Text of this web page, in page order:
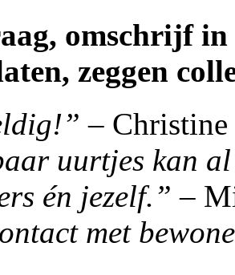
omschrijf
zeggen
– Christine
uurtjes kan
én jezelf.” –
met